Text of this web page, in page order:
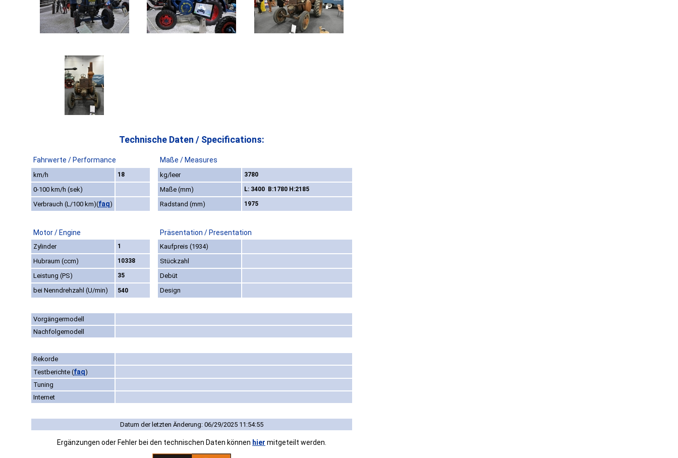
Technische Daten / Specifications:
Fahrwerte / Performance Maße / Measures
km/h 18 kg/leer 3780
0-100 km/h (sek) Maße (mm) L: 3400 B:1780 H:2185
Verbrauch (L/100 km)(faq) Radstand (mm) 1975
Motor / Engine Präsentation / Presentation
Zylinder 1
Kaufpreis (1934)
Hubraum (ccm)
10338
Stückzahl
Leistung (PS)
35
Debüt
bei Nenndrehzahl (U/min)
540 Design
Vorgängermodell
Nachfolgemodell
Rekorde
Testberichte (faq)
Tuning
Internet
Datum der letzten Änderung: 06/29/2025 11:54:55
Ergänzungen oder Fehler bei den technischen Daten können hier mitgeteilt werden.